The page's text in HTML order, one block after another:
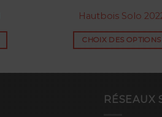
Hautbois Solo
CHOIX DES OPTIONS
RÉSEAUX